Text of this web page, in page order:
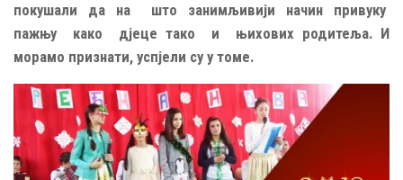
покушали да на што занимљивији начин привуку
пажњу како дјеце тако и њихових родитеља. И
морамо признати, успјели су у томе.